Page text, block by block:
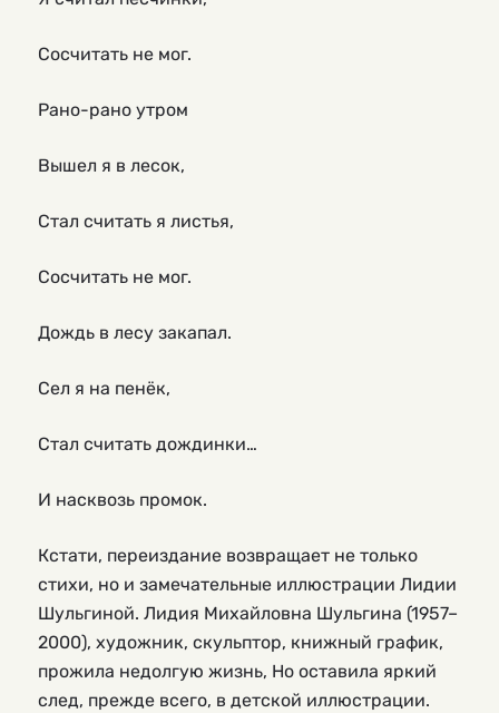
Сосчитать не мог.
Рано-рано утром
Вышел я в лесок,
Стал считать я листья,
Сосчитать не мог.
Дождь в лесу закапал.
Сел я на пенёк,
Стал считать дождинки…
И насквозь промок.
Кстати, переиздание возвращает не только
стихи, но и замечательные иллюстрации Лидии
Шульгиной. Лидия Михайловна Шульгина (1957–
2000), художник, скульптор, книжный график,
прожила недолгую жизнь, Но оставила яркий
след, прежде всего, в детской иллюстрации.